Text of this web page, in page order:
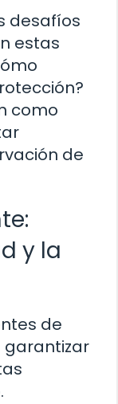
desafíos
estas
como
de
y la
de
garantizar